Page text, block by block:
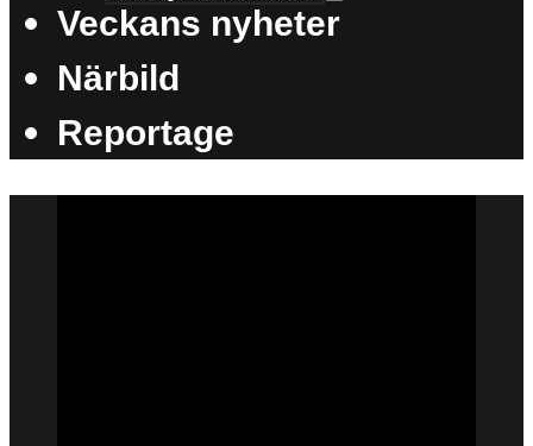
Veckans nyheter
Närbild
Reportage